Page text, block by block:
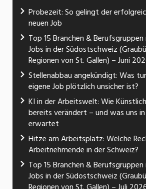
Probezeit: So gelingt der
neuen Job
Top 15 Branchen &
Jobs in der Südostschweiz
Regionen von St. Gallen) – Juni
Stellenabbau angekündigt: Was
eigene Job plötzlich unsicher ist?
KI in der Arbeitswelt: Wie
bereits verändert – und was uns
erwartet
Hitze am Arbeitsplatz: Welche
Arbeitnehmende in der Schweiz?
Top 15 Branchen &
Jobs in der Südostschweiz